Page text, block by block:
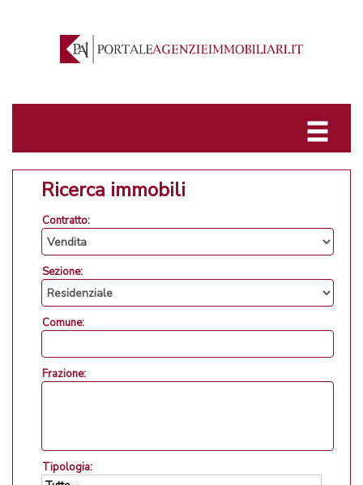
Ricerca immobili
Contratto:
Sezione:
Comune:
Frazione:
Tipologia: